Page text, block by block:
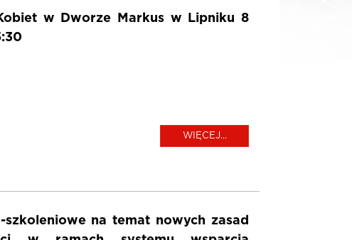
w Dworze Markus w Lipniku 8
WIĘCEJ...
na temat nowych zasad